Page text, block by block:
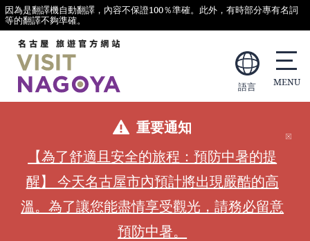
因為是翻譯機自動翻譯，內容不保證100％準確。此外，有時部分專有名詞
等的翻譯不夠準確。
語言
重要通知
【為了舒適且安全的旅程：預防中暑的提
醒】 今天名古屋市內預計將出現嚴酷的高
溫。為了讓您能盡情享受觀光，請務必留意
預防中暑。